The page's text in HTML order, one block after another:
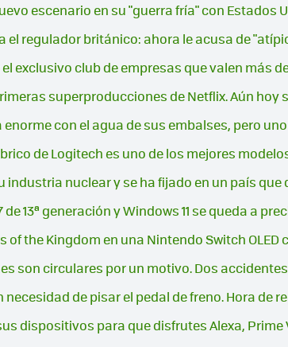
escenario en su "guerra fría" con Estados
el regulador británico: ahora le acusa de
exclusivo club de empresas que valen más
superproducciones de Netflix. Aún hoy
con el agua de sus embalses, pero
de Logitech es uno de los mejores
industria nuclear y se ha fijado en un país que
13ª generación y Windows 11 se queda a
of the Kingdom en una Nintendo Switch
son circulares por un motivo. Dos
necesidad de pisar el pedal de freno. Hora de
dispositivos para que disfrutes Alexa,